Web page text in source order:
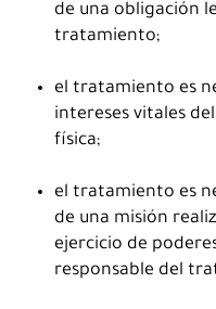
de una obligación
tratamiento;
el tratamiento es
intereses vitales
física;
el tratamiento es
de una misión
ejercicio de
responsable del